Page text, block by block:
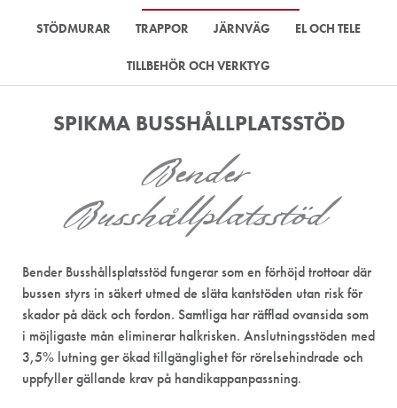
STÖDMURAR TRAPPOR JÄRNVÄG EL OCH TELE
TILLBEHÖR OCH VERKTYG
SPIKMA BUSSHÅLLPLATSSTÖD
Bender
Busshållplatsstöd
Bender Busshållsplatsstöd fungerar som en förhöjd trottoar där
bussen styrs in säkert utmed de släta kantstöden utan risk för
skador på däck och fordon. Samtliga har räfflad ovansida som
i möjligaste mån eliminerar halkrisken. Anslutningsstöden med
3,5% lutning ger ökad tillgänglighet för rörelsehindrade och
uppfyller gällande krav på handikappanpassning.